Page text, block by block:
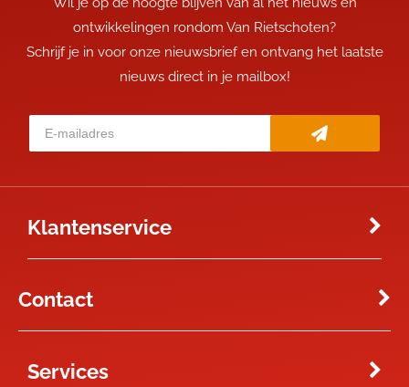
ontwikkelingen rondom Van Rietschoten?
Schrijf je in voor onze nieuwsbrief en ontvang het laatste
nieuws direct in je mailbox!
Klantenservice
Contact
Services